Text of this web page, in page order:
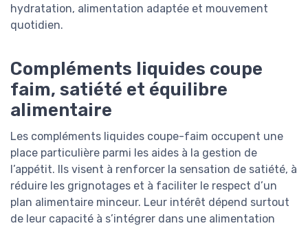
hydratation, alimentation adaptée et mouvement
quotidien.
Compléments liquides coupe
faim, satiété et équilibre
alimentaire
Les compléments liquides coupe-faim occupent une
place particulière parmi les aides à la gestion de
l’appétit. Ils visent à renforcer la sensation de satiété, à
réduire les grignotages et à faciliter le respect d’un
plan alimentaire minceur. Leur intérêt dépend surtout
de leur capacité à s’intégrer dans une alimentation